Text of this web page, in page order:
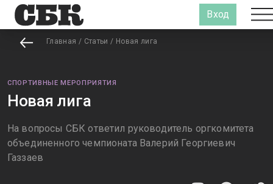
Вход
Главная / Статьи / Новая лига
СПОРТИВНЫЕ МЕРОПРИЯТИЯ
Новая лига
На вопросы СБК ответил руководитель оргкомитета
объединенного чемпионата Валерий Георгиевич
Газзаев